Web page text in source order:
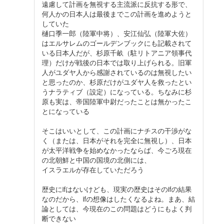
遠慮して計画を無視する主流派に反抗する形で、
何人かの日本人は最後までこの計画を進めようと
していた
樋口季一郎（陸軍中将）、安江仙弘（陸軍大佐）
はエルサレムのゴールデンブックにも記載されて
いる日本人だが、杉原千畝（駐リトアニア領事代
理）だけが戦後の日本では取り上げられる。旧軍
人がユダヤ人から感謝されているのは無視したい
と思ったのか、杉原だけがユダヤ人を救ったとい
うナラティブ（設定）になっている。ちなみに杉
原も実は、帝国陸軍中尉だったことは無かったこ
とになっている
そこはいいとして、この計画にナチスの干渉がな
く（または、日本がそれを完全に無視し）、日本
が太平洋戦争を始めなかったならば、今ごろ現在
の北朝鮮と中国の国境の北側には、
イスラエルが存在していただろう
歴史にifはないけども、現実の歴史はそのifの結果
なのだから、ifの想像はしたくなるよね。まあ、結
論としては、今現在のこの問題はどうにもよく判
断できない